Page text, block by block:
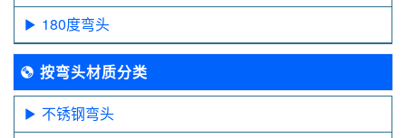
180度弯头
按弯头材质分类
不锈钢弯头